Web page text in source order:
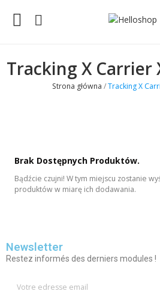
Tracking X Carrier
Strona główna Tracking X
Brak Dostępnych Produktów.
Bądźcie czujni! W tym miejscu zostanie
produktów w miarę ich dodawania.
Newsletter
Restez informés des derniers modules !